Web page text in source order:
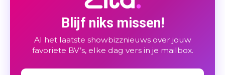
Blijf niks missen!
Al het laatste showbizznieuws over jouw
favoriete BV’s, elke dag vers in je mailbox.